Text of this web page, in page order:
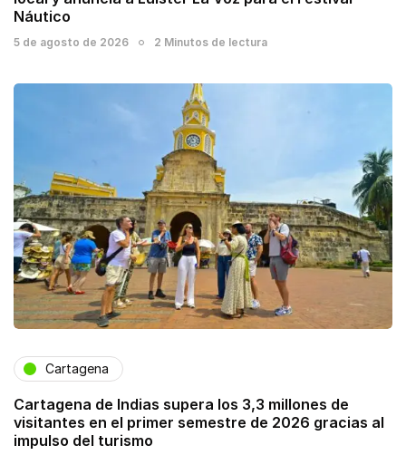
Náutico
5 de agosto de 2026 2 Minutos de lectura
Cartagena
Cartagena de Indias supera los 3,3 millones de
visitantes en el primer semestre de 2026 gracias al
impulso del turismo